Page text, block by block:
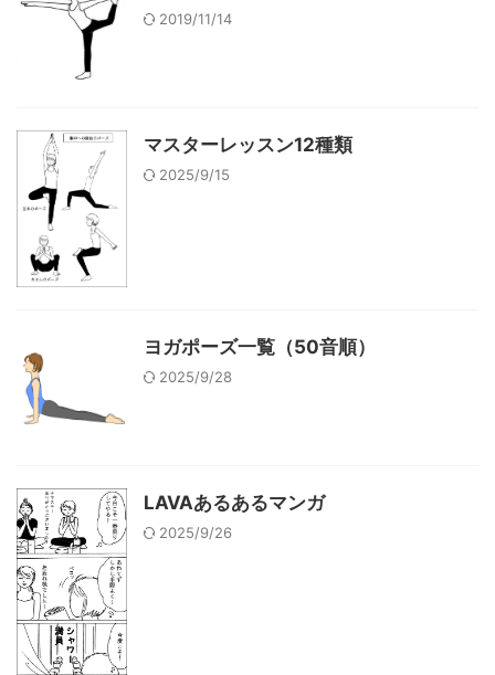
2019/11/14
マスターレッスン12種類
2025/9/15
ヨガポーズ一覧（50音順）
2025/9/28
LAVAあるあるマンガ
2025/9/26